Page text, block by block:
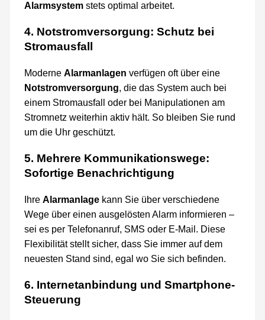
Alarmsystemstets optimal arbeitet.
4. Notstromversorgung: Schutz bei
Stromausfall
Moderne Alarmanlagen verfügen oft über eine
Notstromversorgung, die das System auch bei
einem Stromausfall oder bei Manipulationen am
Stromnetz weiterhin aktiv hält. So bleiben Sie rund
um die Uhr geschützt.
5. Mehrere Kommunikationswege:
Sofortige Benachrichtigung
Ihre Alarmanlagekann Sie über verschiedene
Wege über einen ausgelösten Alarm informieren –
sei es per Telefonanruf, SMS oder E-Mail. Diese
Flexibilität stellt sicher, dass Sie immer auf dem
neuesten Stand sind, egal wo Sie sich befinden.
6. Internetanbindung und Smartphone-
Steuerung